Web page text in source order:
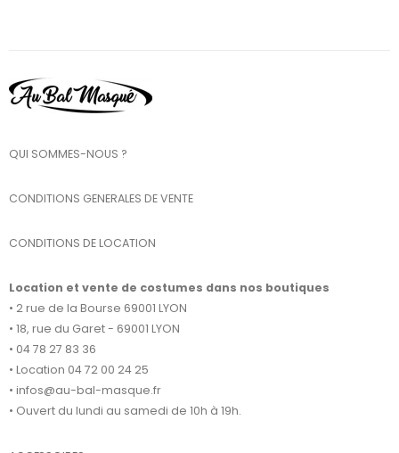
QUI SOMMES-NOUS ?
CONDITIONS GENERALES DE VENTE
CONDITIONS DE LOCATION
Location et vente de costumes dans nos boutiques
• 2 rue de la Bourse 69001 LYON
• 18, rue du Garet - 69001 LYON
• 04 78 27 83 36
• Location 04 72 00 24 25
• infos@au-bal-masque.fr
• Ouvert du lundi au samedi de 10h à 19h.